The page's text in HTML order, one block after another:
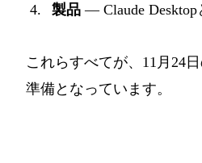
製品 — Claude Desktop
これらすべてが、11月24
準備となっています。